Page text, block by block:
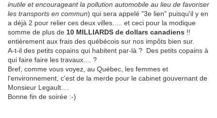
inutile et encourageant la pollution automobile au lieu de favoriser
les transports en commun) qui sera appelé "3e lien" puisqu'il y en
a déjà 2 pour relier ces deux villes..... et ceci pour la modique
somme de plus de 10 MILLIARDS de dollars canadiens !!
entièrement aux frais des québécois sur nos impôts bien sur.
A-t-il des petits copains qui habitent par-là ? Des petits copains à
qui faire faire les travaux.... ?
Bref, comme vous voyez, au Québec, les femmes et
l'environnement, c'est de la merde pour le cabinet gouvernant de
Monsieur Legault....
Bonne fin de soirée :-)